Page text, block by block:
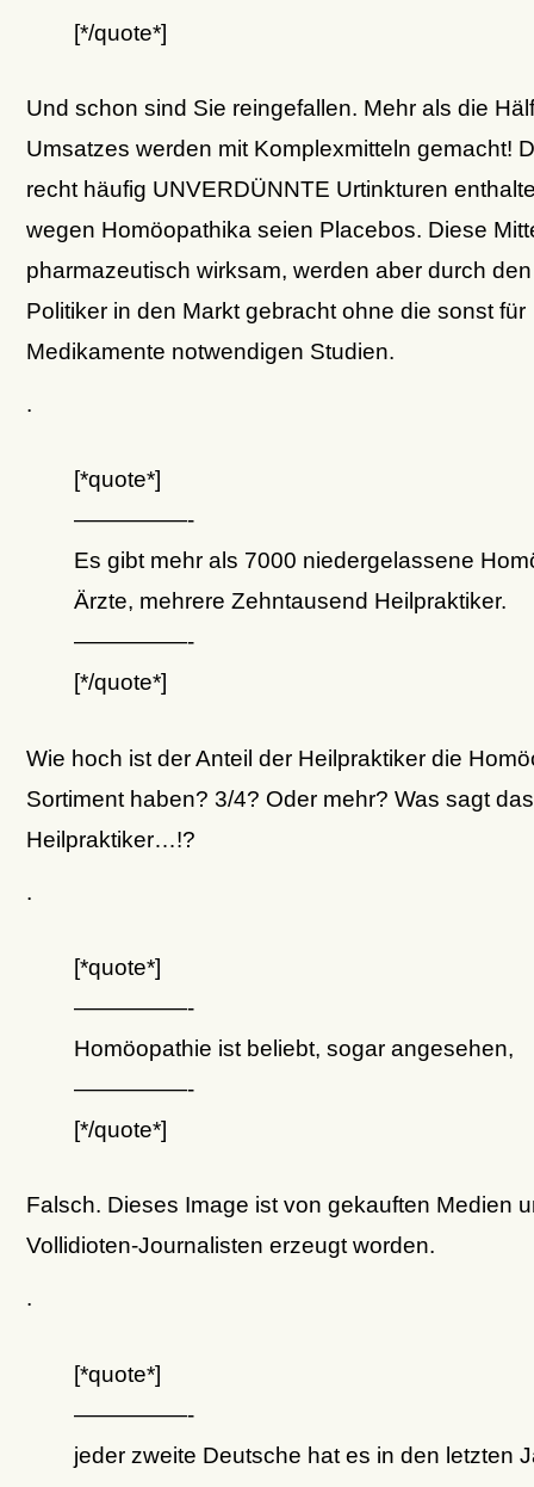
[*/quote*]
Und schon sind Sie reingefallen. Mehr als die
Umsatzes werden mit Komplexmitteln gemacht!
recht häufig UNVERDÜNNTE Urtinkturen
wegen Homöopathika seien Placebos. Diese
pharmazeutisch wirksam, werden aber durch
Politiker in den Markt gebracht ohne die sonst für
Medikamente notwendigen Studien.
.
[*quote*]
—————-
Es gibt mehr als 7000 niedergelassene
Ärzte, mehrere Zehntausend Heilpraktiker.
—————-
[*/quote*]
Wie hoch ist der Anteil der Heilpraktiker die
Sortiment haben? 3/4? Oder mehr? Was sagt
Heilpraktiker…!?
.
[*quote*]
—————-
Homöopathie ist beliebt, sogar angesehen,
—————-
[*/quote*]
Falsch. Dieses Image ist von gekauften Medien
Vollidioten-Journalisten erzeugt worden.
.
[*quote*]
—————-
jeder zweite Deutsche hat es in den letzten